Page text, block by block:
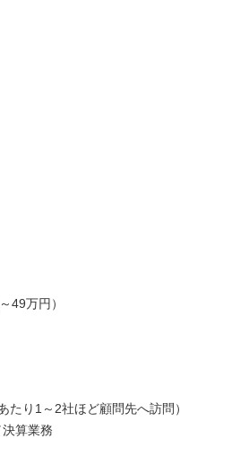
49万円）
たり1～2社ほど顧問先へ訪問）
決算業務